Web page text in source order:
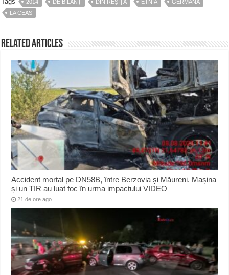
2014 DE BILANŢ DIN REȘIȚA ETNIA
GERMANA
LA CEAS
Related Articles
Accident mortal pe DN58B, între Berzovia și Măureni. Mașina
și un TIR au luat foc în urma impactului VIDEO
21 de ore ago